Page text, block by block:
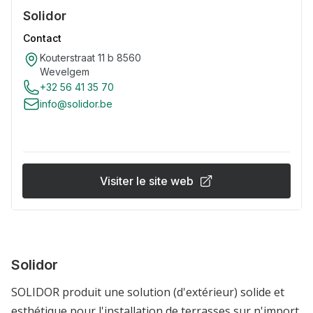
Solidor
Contact
Kouterstraat 11 b 8560
Wevelgem
+32 56 41 35 70
info@solidor.be
Visiter le site web
Solidor
SOLIDOR produit une solution (d'extérieur) solide et